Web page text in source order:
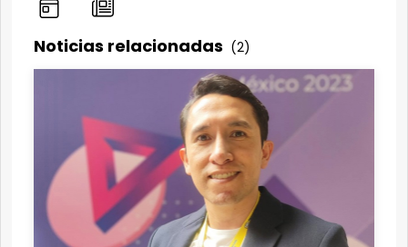
Noticias relacionadas (2)